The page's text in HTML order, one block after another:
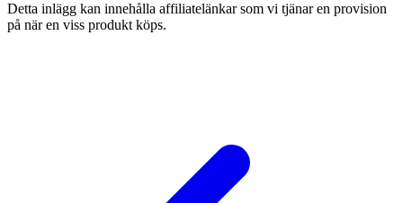
Detta inlägg kan innehålla affiliatelänkar som vi tjänar en provision
på när en viss produkt köps.